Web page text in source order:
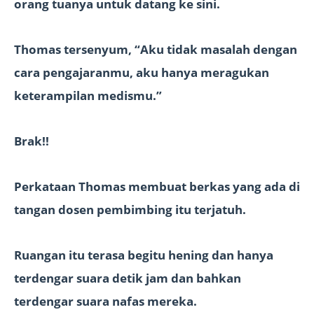
orang tuanya untuk datang ke sini.
Thomas tersenyum, “Aku tidak masalah dengan
cara pengajaranmu, aku hanya meragukan
keterampilan medismu.”
Brak!!
Perkataan Thomas membuat berkas yang ada di
tangan dosen pembimbing itu terjatuh.
Ruangan itu terasa begitu hening dan hanya
terdengar suara detik jam dan bahkan
terdengar suara nafas mereka.